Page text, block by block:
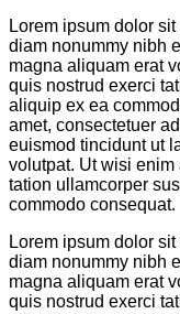
Lorem ipsum dolor
diam nonummy nibh
magna aliquam erat
quis nostrud exerci
aliquip ex ea
amet, consectetuer
euismod tincidunt ut
volutpat. Ut wisi
tation ullamcorper
commodo consequat.
Lorem ipsum dolor
diam nonummy nibh
magna aliquam erat
quis nostrud exerci